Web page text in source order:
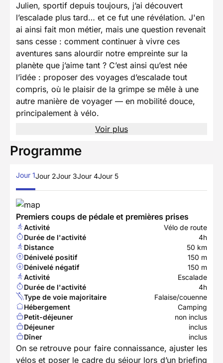
Julien, sportif depuis toujours, j’ai découvert
l’escalade plus tard… et ce fut une révélation. J'en
ai ainsi fait mon métier, mais une question revenait
sans cesse : comment continuer à vivre ces
aventures sans alourdir notre empreinte sur la
planète que j’aime tant ? C’est ainsi qu’est née
l’idée : proposer des voyages d’escalade tout
compris, où le plaisir de la grimpe se mêle à une
autre manière de voyager — en mobilité douce,
principalement à vélo.
Voir plus
Programme
Jour 1Jour 2Jour 3Jour 4Jour 5
Premiers coups de pédale et premières prises
Activité
Vélo de route
Durée de l'activité
4h
Distance
50 km
Dénivelé positif
150 m
Dénivelé négatif
150 m
Activité
Escalade
Durée de l'activité
4h
Type de voie majoritaire
Falaise/couenne
Hébergement
Camping
Petit-déjeuner
non inclus
Déjeuner
inclus
Dîner
inclus
On se retrouve pour faire connaissance, ajuster les
vélos et poser le cadre du séjour lors d’un briefing